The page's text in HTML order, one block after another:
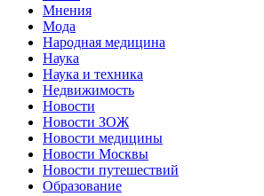
Мнения
Мода
Народная медицина
Наука
Наука и техника
Недвижимость
Новости
Новости ЗОЖ
Новости медицины
Новости Москвы
Новости путешествий
Образование